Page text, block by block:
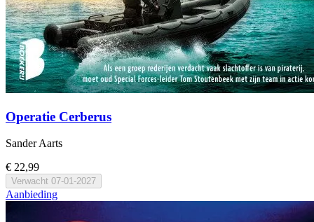
Operatie Cerberus
Sander Aarts
€ 22,99
Verwacht 07-01-2027
Aanbieding